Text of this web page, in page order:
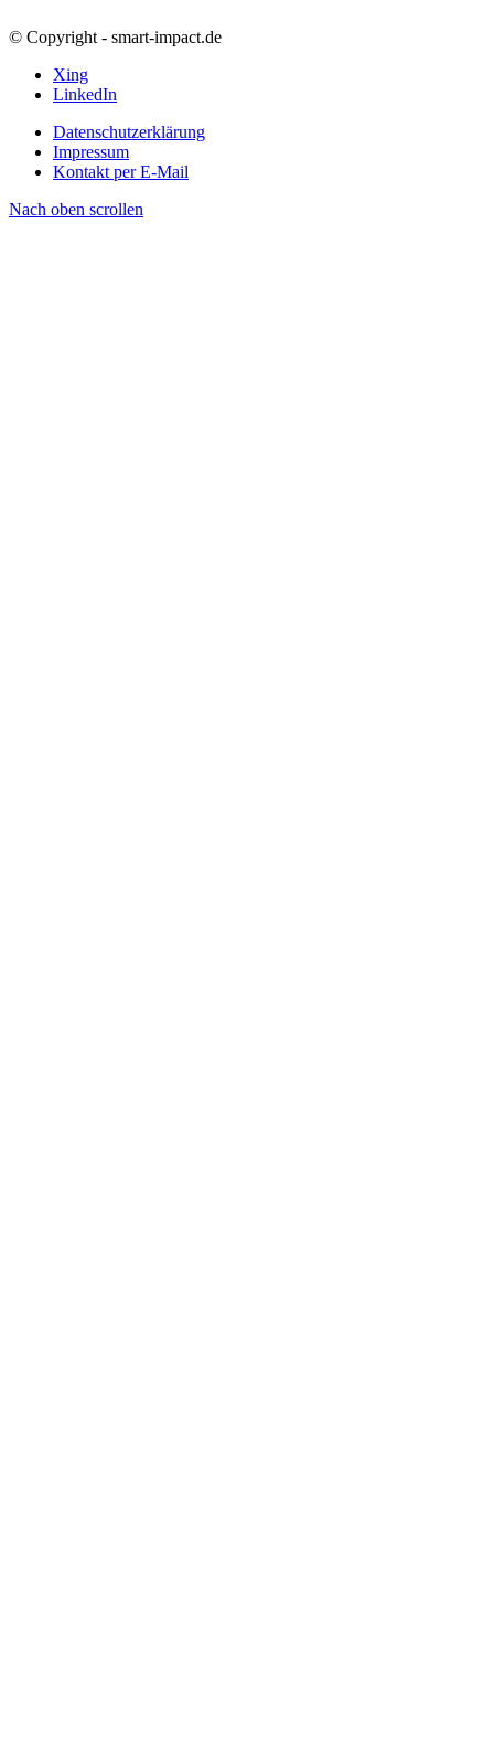
© Copyright - smart-impact.de
Xing
LinkedIn
Datenschutzerklärung
Impressum
Kontakt per E-Mail
Nach oben scrollen